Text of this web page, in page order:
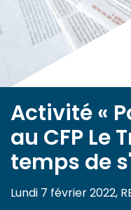
Activité «
au CFP Le
temps de
Lundi 7 février 2022,